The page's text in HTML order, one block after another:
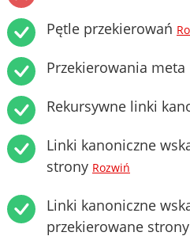
Pętle przekierowań
Przekierowania meta
Rekursywne linki
Linki kanoniczne
strony Rozwiń
Linki kanoniczne
przekierowane strony